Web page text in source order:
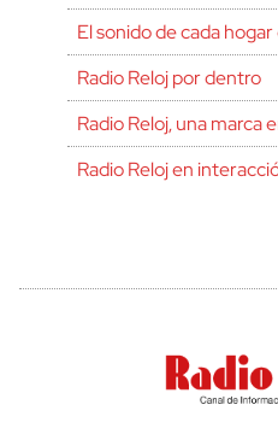
El sonido de cada
Radio Reloj por dentro
Radio Reloj, una marca
Radio Reloj en